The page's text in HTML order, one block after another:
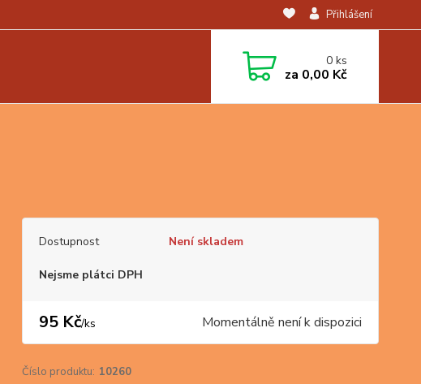
Přihlášení
0ks
za 0,00 Kč
Dostupnost Není skladem
Nejsme plátci DPH
95 Kč/ks Momentálně není k dispozici
Číslo produktu: 10260